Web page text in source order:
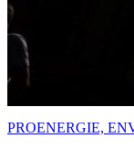
PROENERGIE,